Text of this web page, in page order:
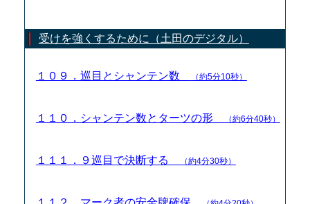
受けを強くするために（土田のデジタル）
１０９．巡目とシャンテン数 （約5分10秒）
１１０．シャンテン数とターツの形 （約6分40秒）
１１１．９巡目で決断する （約4分30秒）